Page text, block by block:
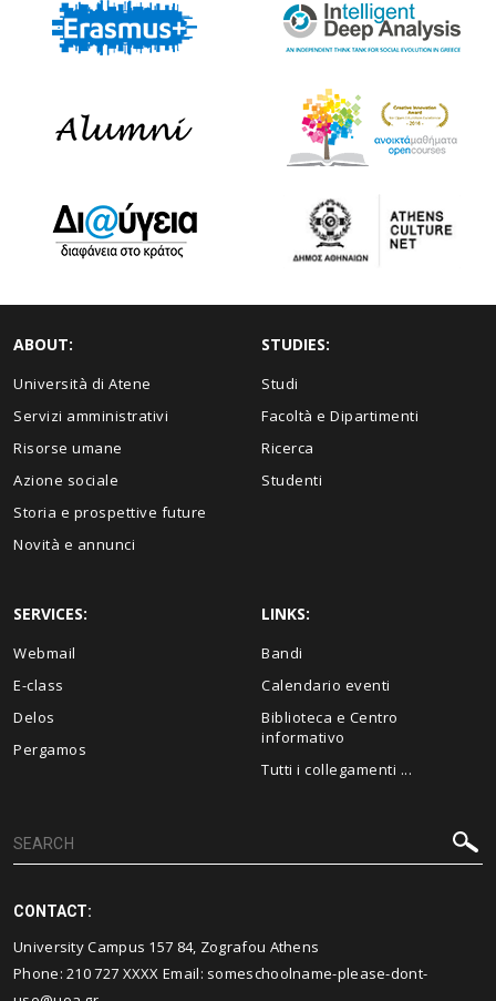
ABOUT:
Università di Atene
Servizi amministrativi
Risorse umane
Azione sociale
Storia e prospettive future
Novità e annunci
STUDIES:
Studi
Facoltà e Dipartimenti
Ricerca
Studenti
SERVICES:
Webmail
E-class
Delos
Pergamos
LINKS:
Bandi
Calendario eventi
Biblioteca e Centro
informativo
Tutti i collegamenti ...
CONTACT:
University Campus 157 84, Zografou Athens
Phone:210 727 XXXX Email: someschoolname-please-dont-